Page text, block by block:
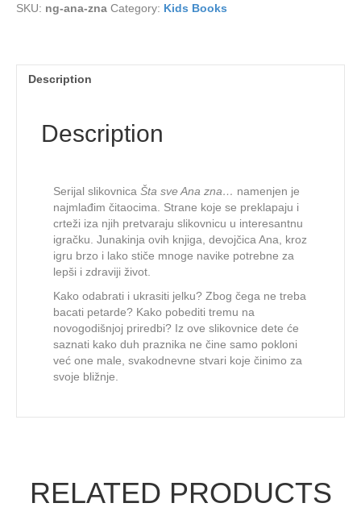
Simeon
SKU: ng-ana-zna Category: Kids Books
Description
Description
Serijal slikovnica Šta sve Ana zna… namenjen je
najmlađim čitaocima. Strane koje se preklapaju i
crteži iza njih pretvaraju slikovnicu u interesantnu
igračku. Junakinja ovih knjiga, devojčica Ana, kroz
igru brzo i lako stiče mnoge navike potrebne za
lepši i zdraviji život.
Kako odabrati i ukrasiti jelku? Zbog čega ne treba
bacati petarde? Kako pobediti tremu na
novogodišnjoj priredbi? Iz ove slikovnice dete će
saznati kako duh praznika ne čine samo pokloni
već one male, svakodnevne stvari koje činimo za
svoje bližnje.
RELATED PRODUCTS